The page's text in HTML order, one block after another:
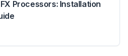
Processors: Installation